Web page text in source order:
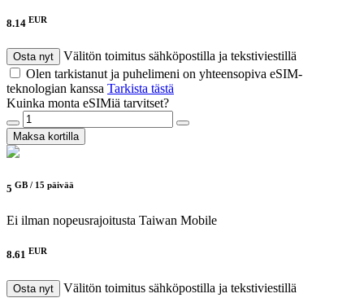
8.14 EUR
Osta nyt
Välitön toimitus sähköpostilla ja tekstiviestillä
Olen tarkistanut ja puhelimeni on yhteensopiva eSIM-
teknologian kanssa Tarkista tästä
Kuinka monta eSIMiä tarvitset?
Maksa kortilla
5 GB / 15 päivää
Ei ilman nopeusrajoitusta Taiwan Mobile
8.61 EUR
Osta nyt
Välitön toimitus sähköpostilla ja tekstiviestillä